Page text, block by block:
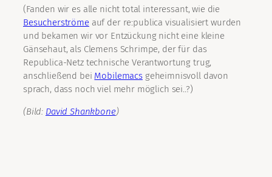
(Fanden wir es alle nicht total interessant, wie die
Besucherströmeauf der re:publica visualisiert wurden
und bekamen wir vor Entzückung nicht eine kleine
Gänsehaut, als Clemens Schrimpe, der für das
Republica-Netz technische Verantwortung trug,
anschließend bei Mobilemacsgeheimnisvoll davon
sprach, dass noch viel mehr möglich sei..?)
(Bild: David Shankbone)